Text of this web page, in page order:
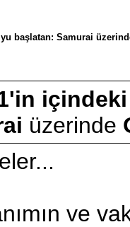
başlatan: Samurai
üzerinde
ve